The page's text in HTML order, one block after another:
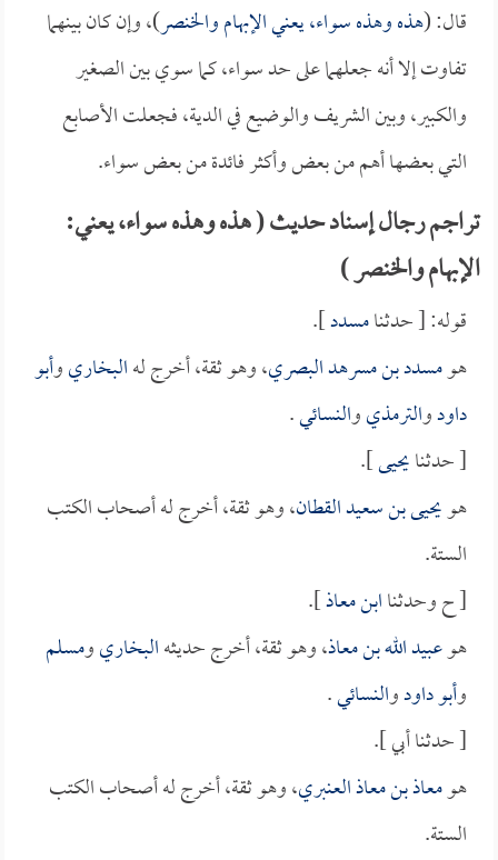
قال: (هذه وهذه سواء، يعني الإبهام والخنصر)، وإن كان بينهما
تفاوت إلا أنه جعلهما على حد سواء، كما سوي بين الصغير
والكبير، وبين الشريف والوضيع في الدية، فجعلت الأصابع
التي بعضها أهم من بعض وأكثر فائدة من بعض سواء.
تراجم رجال إسناد حديث ( هذه وهذه سواء، يعني:
الإبهام والخنصر )
قوله: [ حدثنامسدد].
هومسدد بن مسرهد البصري، وهو ثقة، أخرج لهالبخاريوأبو
داودوالترمذيوالنسائي.
[ حدثنايحيى].
هويحيى بن سعيد القطان، وهو ثقة، أخرج له أصحاب الكتب
الستة.
[ ح وحدثناابن معاذ].
هوعبيد الله بن معاذ، وهو ثقة، أخرج حديثهالبخاريومسلم
وأبو داودوالنسائي.
[ حدثنا أبي ].
هومعاذ بن معاذ العنبري، وهو ثقة، أخرج له أصحاب الكتب
الستة.